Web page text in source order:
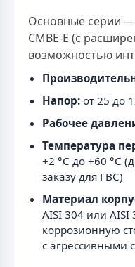
Основные серии —
CMBE-E (с
возможностью
Напор: от 25 до
Рабочее
Температура
+2 °C до +60 °C
заказу для ГВС)
Материал
AISI 304 или AISI
коррозионную
с агрессивными